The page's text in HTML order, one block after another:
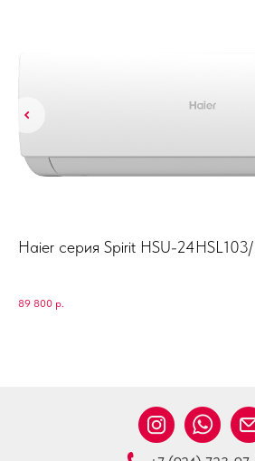
Haier серия Spirit HSU-
89 800 р.